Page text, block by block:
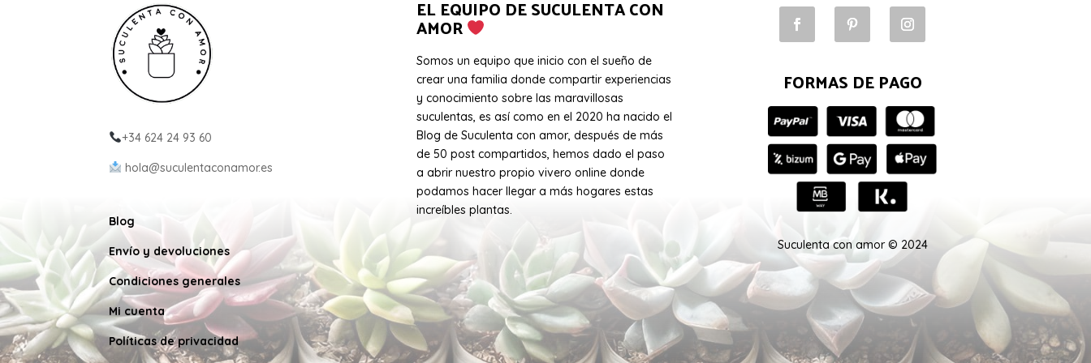
+34 624 24 93 60
hola@suculentaconamor.es
Blog
Envío y devoluciones
Condiciones generales
Mi cuenta
Políticas de privacidad
EL EQUIPO DE SUCULENTA CON
AMOR
Somos un equipo que inicio con el sueño de
crear una familia donde compartir experiencias
y conocimiento sobre las maravillosas
suculentas, es así como en el 2020 ha nacido el
Blog de Suculenta con amor, después de más
de 50 post compartidos, hemos dado el paso
a abrir nuestro propio vivero online donde
podamos hacer llegar a más hogares estas
increíbles plantas.
FORMAS DE PAGO
Suculenta con amor © 2024